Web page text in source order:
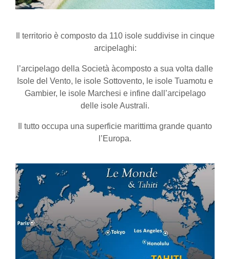
Il territorio è composto da 110 isole suddivise in cinque
arcipelaghi:
l’arcipelago della Società àcomposto a sua volta dalle
Isole del Vento, le isole Sottovento, le isole Tuamotu e
Gambier, le isole Marchesi e infine dall’arcipelago
delle isole Australi.
Il tutto occupa una superficie marittima grande quanto
l’Europa.